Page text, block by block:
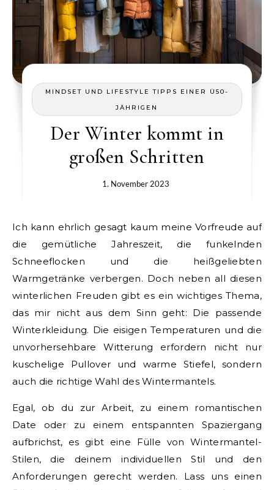
MINDSET UND LIFESTYLE TIPPS EINER Ü50-
JÄHRIGEN
Der Winter kommt in
großen Schritten
1. November 2023
Ich kann ehrlich gesagt kaum meine Vorfreude auf
die gemütliche Jahreszeit, die funkelnden
Schneeflocken und die heißgeliebten
Warmgetränke verbergen. Doch neben all diesen
winterlichen Freuden gibt es ein wichtiges Thema,
das mir nicht aus dem Sinn geht: Die passende
Winterkleidung. Die eisigen Temperaturen und die
unvorhersehbare Witterung erfordern nicht nur
kuschelige Pullover und warme Stiefel, sondern
auch die richtige Wahl des Wintermantels.
Egal, ob du zur Arbeit, zu einem romantischen
Date oder zu einem entspannten Spaziergang
aufbrichst, es gibt eine Fülle von Wintermantel-
Stilen, die deinem individuellen Stil und den
Anforderungen gerecht werden. Lass uns einen